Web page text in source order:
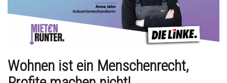
Wohnen ist ein Menschenrecht,